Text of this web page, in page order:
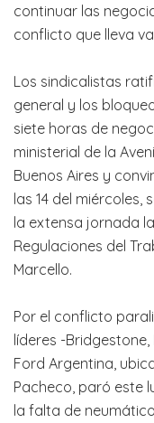
continuar las
conflicto que lleva
Los sindicalistas
general y los
siete horas de
ministerial de la
Buenos Aires y
las 14 del
la extensa jornada
Regulaciones del
Marcello.
Por el conflicto
líderes -
Ford Argentina,
Pacheco, paró este
la falta de